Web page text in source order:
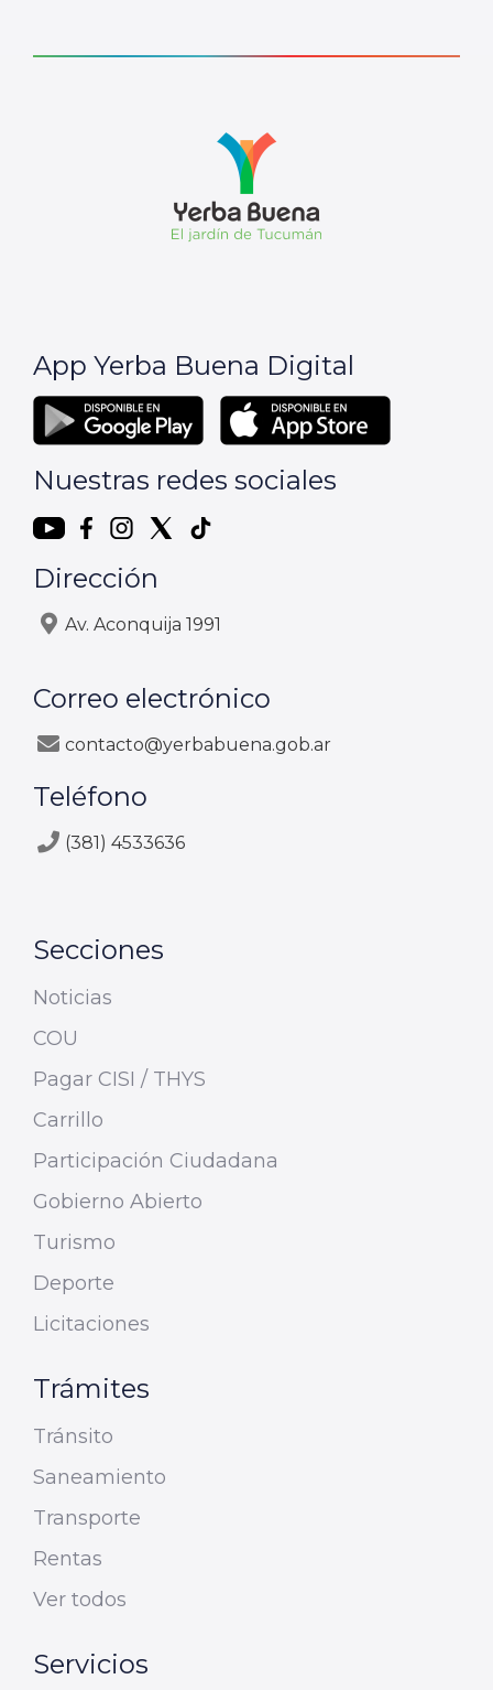
App Yerba Buena Digital
Nuestras redes sociales
Dirección
Av. Aconquija 1991
Correo electrónico
contacto@yerbabuena.gob.ar
Teléfono
(381) 4533636
Secciones
Noticias
COU
Pagar CISI / THYS
Carrillo
Participación Ciudadana
Gobierno Abierto
Turismo
Deporte
Licitaciones
Trámites
Tránsito
Saneamiento
Transporte
Rentas
Ver todos
Servicios